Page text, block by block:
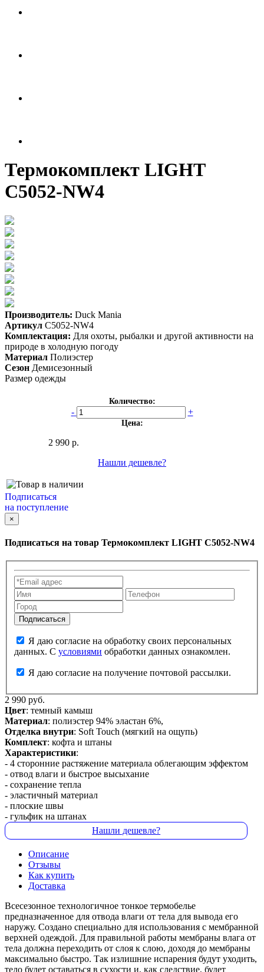
Термокомплект LIGHT
C5052-NW4
Производитель: Duck Mania
Артикул C5052-NW4
Комплектация: Для охоты, рыбалки и другой активности на
природе в холодную погоду
Материал Полиэстер
Сезон Демисезонный
Размер одежды
Количество:
- +
Цена:
2 990 р.
Нашли дешевле?
Подписаться
на поступление
×
Подписаться на товар Термокомплект LIGHT C5052-NW4
данных. С условиями обработки данных ознакомлен.
Я даю согласие на получение почтовой рассылки.
2 990 руб.
Цвет: темный камыш
Материал: полиэстер 94% эластан 6%,
Отделка внутри: Soft Touch (мягкий на ощупь)
Комплект: кофта и штаны
Характеристики:
- 4 сторонние растяжение материала облегающим эффектом
- отвод влаги и быстрое высыхание
- сохранение тепла
- эластичный материал
- плоские швы
- гульфик на штанах
Нашли дешевле?
Описание
Отзывы
Как купить
Доставка
Всесезонное технологичное тонкое термобелье
предназначенное для отвода влаги от тела для вывода его
наружу. Создано специально для использования с мембранной
верхней одеждой. Для правильной работы мембраны влага от
тела должна переходить от слоя к слою, доходя до мембраны
максимально быстро. Так излишние испарения будут уходить,
тело будет оставаться в сухости и, как следствие, будет